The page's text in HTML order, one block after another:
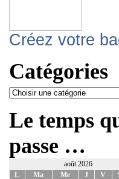
Créez votre
Catégories
Le temps
passe …
août 2026
L
Ma Me J V